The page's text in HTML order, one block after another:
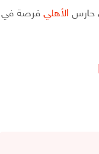
حارس الأهلي فرصة في